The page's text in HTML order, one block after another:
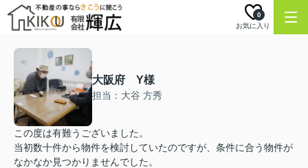
お気に入り
0
大阪府 Y様
担当：大谷 方秀
この度は有難うございました。
当初数十件から物件を検討していたのですが、条件に合う物件が
なかなか見つかりませんでした。